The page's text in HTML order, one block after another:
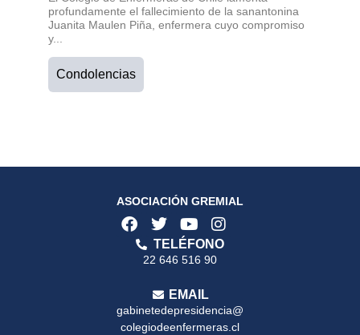
profundamente el fallecimiento de la sanantonina
Juanita Maulen Piña, enfermera cuyo compromiso
y...
Condolencias
ASOCIACIÓN GREMIAL
TELÉFONO
22 646 516 90
EMAIL
gabinetedepresidencia@
colegiodeenfermeras.cl